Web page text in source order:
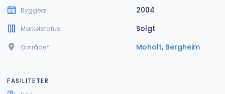
Byggear: 2004
Marketstatus: Solgt
Område*: Moholt, Bergheim
FASILITETER